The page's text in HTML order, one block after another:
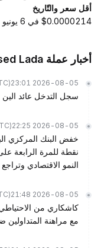
أقل سعر والتّاريخ
$0.0000214 في 6 يونيو 2026
أخبار عملة Gently Used Lada
2026-08-05 23:01
(UTC)
سجل التدخل عائد الين
2026-08-05 22:25
(UTC)
خفض البنك المركزي
نقطة للمرة الرابعة
النمو الاقتصادي
2026-08-05 21:48
(UTC)
كاشكاري من
مع مراهنة